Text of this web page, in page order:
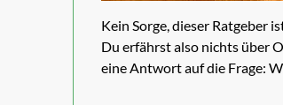
Kein Sorge, dieser Ratgeber
Du erfährst also nichts über
eine Antwort auf die Frage: